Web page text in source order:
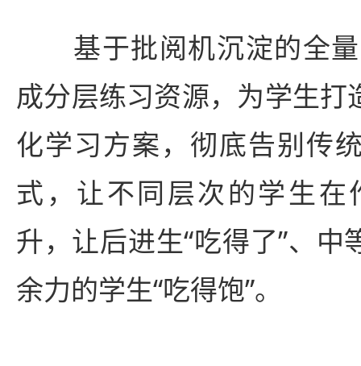
基于批阅机沉淀的全量
成分层练习资源，为学生打
化学习方案，彻底告别传
式，让不同层次的学生在
升，让后进生“吃得了”、中
余力的学生“吃得饱”。